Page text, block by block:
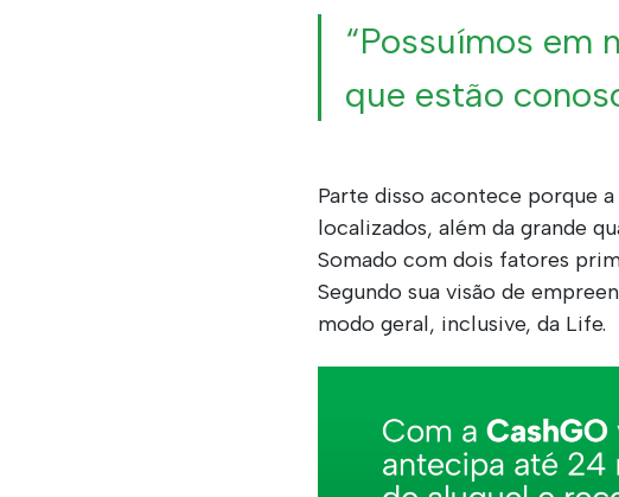
“Possuímos em
que estão
Parte disso acontece porque
localizados, além da grande
Somado com dois fatores
Segundo sua visão de
modo geral, inclusive, da Life.